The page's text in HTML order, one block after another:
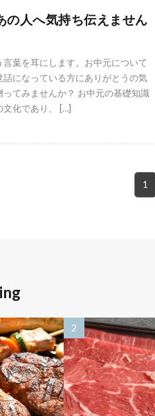
の人へ気持ち伝えません
葉を耳にします。お中元について
になっている方にありがとうの気
てみませんか？ お中元の基礎知識
文化であり、 […]
1